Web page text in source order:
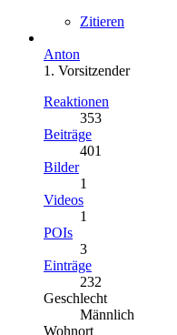
Zitieren
Anton
1. Vorsitzender
Reaktionen
353
Beiträge
401
Bilder
1
Videos
1
POIs
3
Einträge
232
Geschlecht
Männlich
Wohnort